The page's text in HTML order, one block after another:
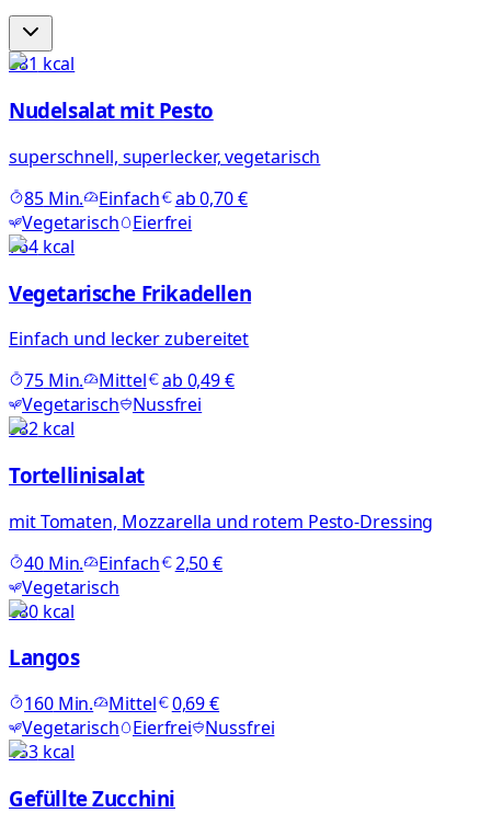
381 kcal
Nudelsalat mit Pesto
superschnell, superlecker, vegetarisch
85Min. Einfach ab0,70 €
Vegetarisch
Eierfrei
764kcal
Vegetarische Frikadellen
Einfach und lecker zubereitet
75Min. Mittel ab 0,49 €
Vegetarisch
Nussfrei
982kcal
Tortellinisalat
mit Tomaten, Mozzarella und rotem Pesto-Dressing
40Min. Einfach
2,50 €
Vegetarisch
680kcal
Langos
160Min. Mittel
0,69 €
Vegetarisch
Eierfrei
Nussfrei
153kcal
Gefüllte Zucchini